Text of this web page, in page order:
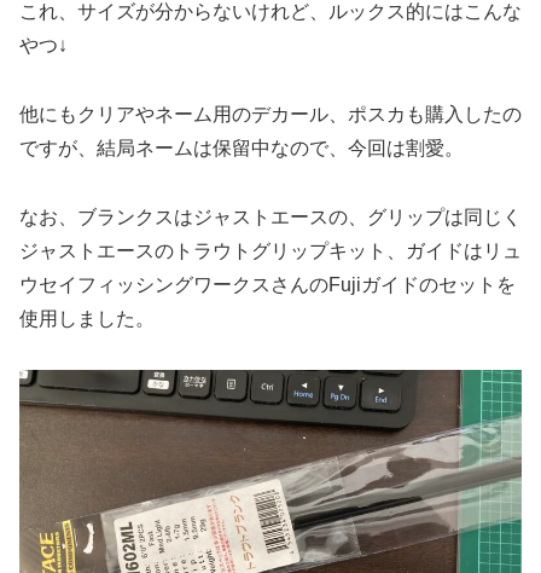
これ、サイズが分からないけれど、ルックス的にはこんな
やつ↓
他にもクリアやネーム用のデカール、ポスカも購入したの
ですが、結局ネームは保留中なので、今回は割愛。
なお、ブランクスはジャストエースの、グリップは同じく
ジャストエースのトラウトグリップキット、ガイドはリュ
ウセイフィッシングワークスさんのFujiガイドのセットを
使用しました。